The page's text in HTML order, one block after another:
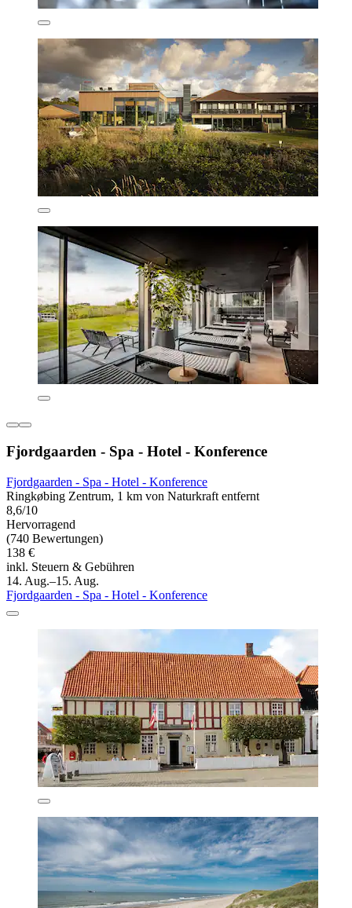
Fjordgaarden - Spa - Hotel - Konference
Fjordgaarden - Spa - Hotel - Konference
Ringkøbing Zentrum, 1 km von Naturkraft entfernt
8,6/10
Hervorragend
(740 Bewertungen)
138 €
inkl. Steuern & Gebühren
14. Aug.–15. Aug.
Fjordgaarden - Spa - Hotel - Konference